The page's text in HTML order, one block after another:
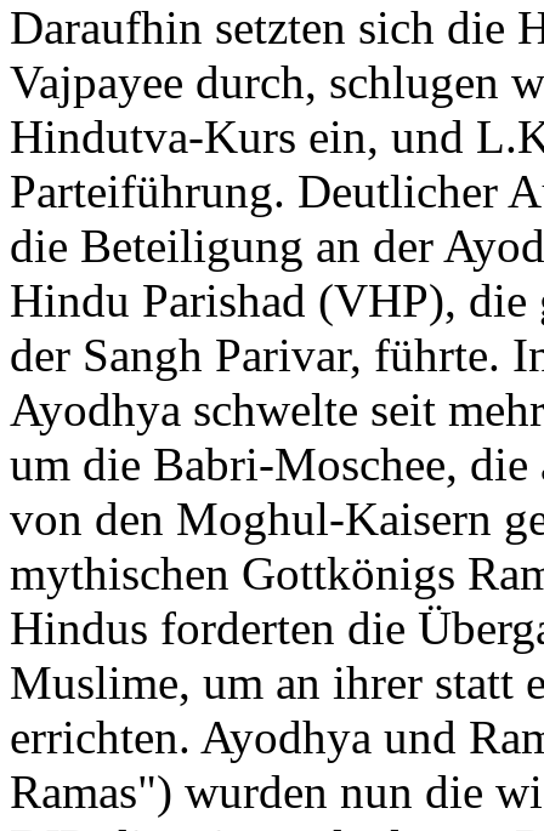
Daraufhin setzten sich die
Vajpayee durch, schlugen
Hindutva-Kurs ein, und
Parteiführung. Deutlicher
die Beteiligung an der
Hindu Parishad (VHP),
der Sangh Parivar, führte.
Ayodhya schwelte seit
um die Babri-Moschee,
von den Moghul-Kaisern
mythischen Gottkönigs
Hindus forderten die
Muslime, um an ihrer statt
errichten. Ayodhya und
Ramas") wurden nun die